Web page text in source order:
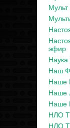
эфир
Наш
Наше
Наше
Наше
НЛО
НЛО